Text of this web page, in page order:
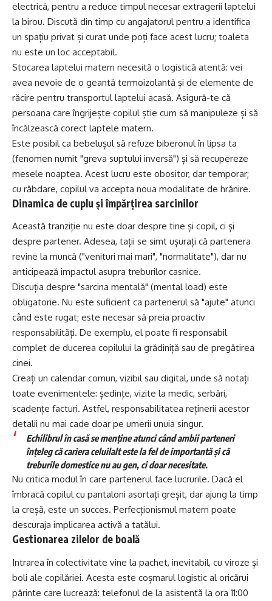
electrică, pentru a reduce timpul necesar extragerii laptelui
la birou. Discută din timp cu angajatorul pentru a identifica
un spațiu privat și curat unde poți face acest lucru; toaleta
nu este un loc acceptabil.
Stocarea laptelui matern necesită o logistică atentă: vei
avea nevoie de o geantă termoizolantă și de elemente de
răcire pentru transportul laptelui acasă. Asigură-te că
persoana care îngrijește copilul știe cum să manipuleze și să
încălzească corect laptele matern.
Este posibil ca bebelușul să refuze biberonul în lipsa ta
(fenomen numit "greva suptului inversă") și să recupereze
mesele noaptea. Acest lucru este obositor, dar temporar;
cu răbdare, copilul va accepta noua modalitate de hrănire.
Dinamica de cuplu și împărțirea sarcinilor
Această tranziție nu este doar despre tine și copil, ci și
despre partener. Adesea, tații se simt ușurați că partenera
revine la muncă ("venituri mai mari", "normalitate"), dar nu
anticipează impactul asupra treburilor casnice.
Discuția despre "sarcina mentală" (mental load) este
obligatorie. Nu este suficient ca partenerul să "ajute" atunci
când este rugat; este necesar să preia proactiv
responsabilități. De exemplu, el poate fi responsabil
complet de ducerea copilului la grădiniță sau de pregătirea
cinei.
Creați un calendar comun, vizibil sau digital, unde să notați
toate evenimentele: ședințe, vizite la medic, serbări,
scadențe facturi. Astfel, responsabilitatea reținerii acestor
detalii nu mai cade doar pe umerii unuia singur.
Echilibrul în casă se menține atunci când ambii parteneri
înțeleg că cariera celuilalt este la fel de importantă și că
treburile domestice nu au gen, ci doar necesitate.
Nu critica modul în care partenerul face lucrurile. Dacă el
îmbracă copilul cu pantaloni asortați greșit, dar ajung la timp
la creșă, este un succes. Perfecționismul matern poate
descuraja implicarea activă a tatălui.
Gestionarea zilelor de boală
Intrarea în colectivitate vine la pachet, inevitabil, cu viroze și
boli ale copilăriei. Acesta este coșmarul logistic al oricărui
părinte care lucrează: telefonul de la asistentă la ora 11:00